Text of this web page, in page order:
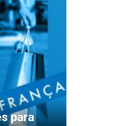
para